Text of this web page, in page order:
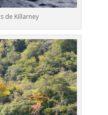
de Killarney